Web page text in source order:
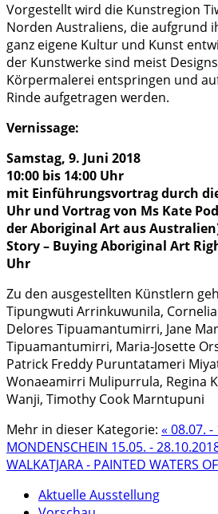
Vorgestellt wird die Kunstregion
Norden Australiens, die aufgrund
ganz eigene Kultur und Kunst
der Kunstwerke sind meist
Körpermalerei entspringen und
Rinde aufgetragen werden.
Vernissage:
Samstag, 9. Juni 2018
10:00 bis 14:00 Uhr
mit Einführungsvortrag durch
Uhr und Vortrag von Ms Kate
der Aboriginal Art aus
Story – Buying Aboriginal Art
Uhr
Zu den ausgestellten Künstlern
Tipungwuti Arrinkuwunila,
Delores Tipuamantumirri, Jane
Tipuamantumirri, Maria-Josette
Patrick Freddy Puruntatameri
Wonaeamirri Mulipurrula, Regina
Wanji, Timothy Cook Marntupuni
Mehr in dieser Kategorie: « 08.07. -
MONDENSCHEIN 15.05. -
WALKATJARA - PAINTED WATERS
Aktuelle Ausstellung